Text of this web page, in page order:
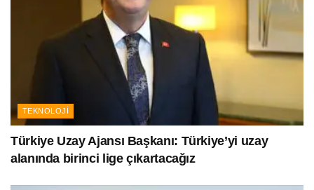
TEKNOLOJI
Türkiye Uzay Ajansı Başkanı: Türkiye’yi uzay
alanında birinci lige çıkartacağız